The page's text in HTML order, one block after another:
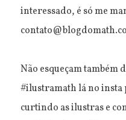
interessado, é só me
Não esqueçam também
#ilustramath lá no insta
curtindo as ilustras e